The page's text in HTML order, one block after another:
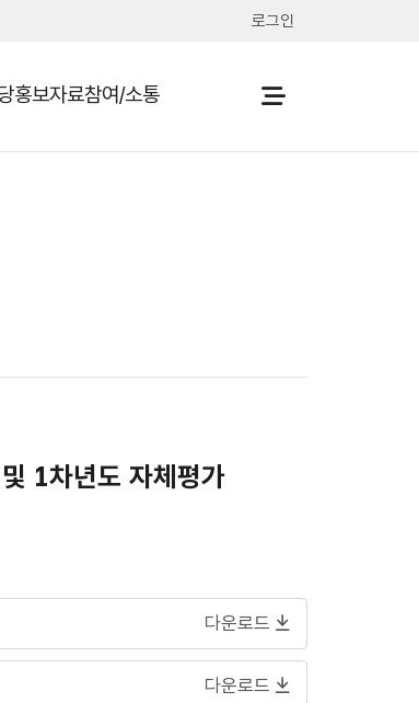
로그인
홍보자료참여/소통
1차년도 자체평가
다운로드
다운로드